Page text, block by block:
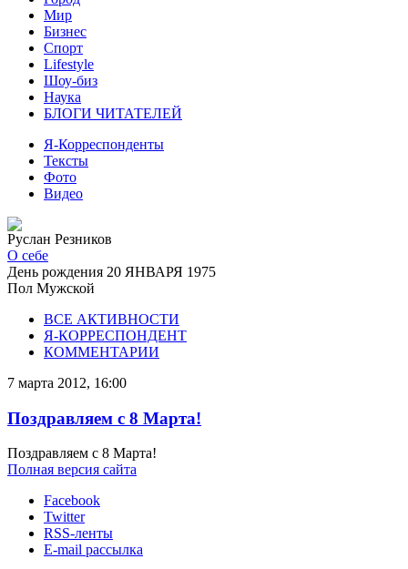
Мир
Бизнес
Спорт
Lifestyle
Шоу-биз
Наука
БЛОГИ ЧИТАТЕЛЕЙ
Я-Корреспонденты
Тексты
Фото
Видео
Руслан Резников
О себе
День рождения 20 ЯНВАРЯ 1975
Пол Мужской
ВСЕ АКТИВНОСТИ
Я-КОРРЕСПОНДЕНТ
КОММЕНТАРИИ
7 марта 2012, 16:00
Поздравляем с 8 Марта!
Поздравляем с 8 Марта!
Полная версия сайта
Facebook
Twitter
RSS-ленты
E-mail рассылка